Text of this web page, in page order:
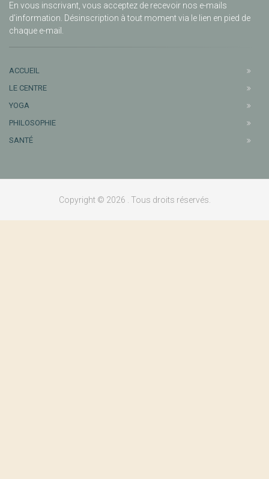
En vous inscrivant, vous acceptez de recevoir nos e-mails
d’information. Désinscription à tout moment via le lien en pied de
chaque e-mail.
ACCUEIL
LE CENTRE
YOGA
PHILOSOPHIE
SANTÉ
Copyright © 2026 . Tous droits réservés.